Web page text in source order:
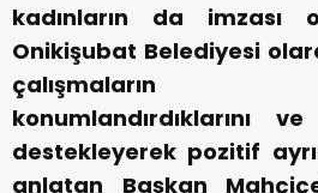
kadınların da imzası
Onikişubat Belediyesi
çalışmaların
konumlandırdıklarını
destekleyerek pozitif
anlatan Başkan